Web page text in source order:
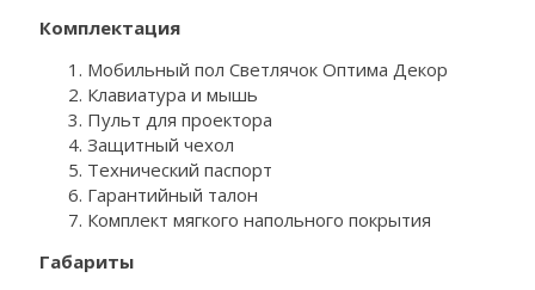
Комплектация
Мобильный пол Светлячок Оптима Декор
Клавиатура и мышь
Пульт для проектора
Защитный чехол
Технический паспорт
Гарантийный талон
Комплект мягкого напольного покрытия
Габариты